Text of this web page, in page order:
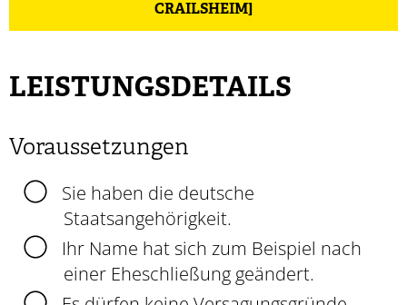
CRAILSHEIM]
LEISTUNGSDETAILS
Voraussetzungen
Sie haben die deutsche
Staatsangehörigkeit.
Ihr Name hat sich zum Beispiel nach
einer Eheschließung geändert.